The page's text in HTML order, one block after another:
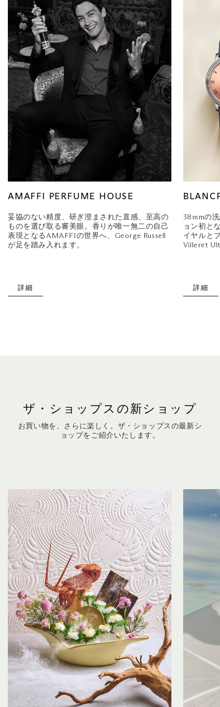
AMAFFI PERFUME HOUSE
妥協のない精度、研ぎ澄まされた直感、至高の
ものを選び取る審美眼。香りが唯一無二の自己
表現となるAMAFFIの世界へ、George Russell
が足を踏み入れます。
詳細
38mmの
ョン初と
イヤルと
Villeret
詳細
ザ・ショップスの新ショップ
お買い物を、さらに楽しく。ザ・ショップスの最新シ
ョップをご紹介いたします。